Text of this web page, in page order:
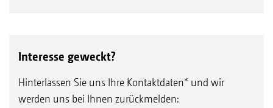
Interesse geweckt?
Hinterlassen Sie uns Ihre Kontaktdaten* und wir
werden uns bei Ihnen zurückmelden: